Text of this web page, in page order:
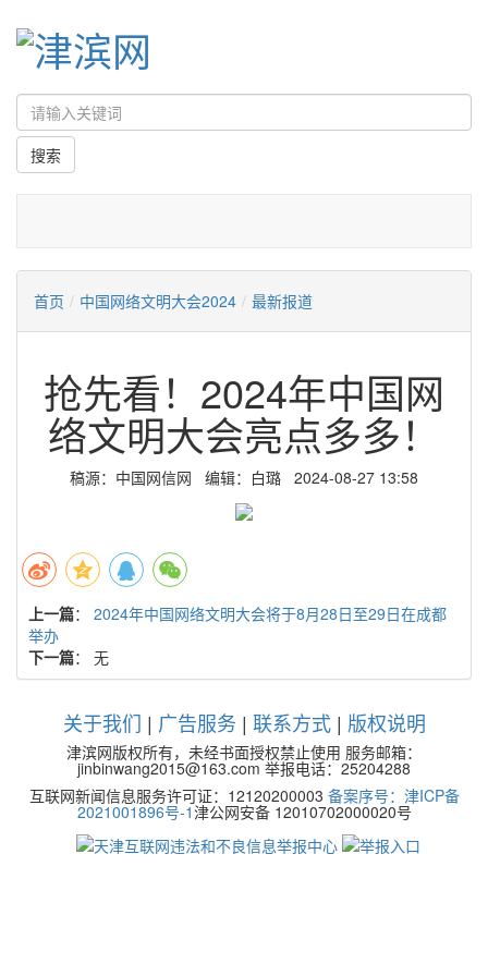
首页 / 中国网络文明大会2024 / 最新报道
抢先看！2024年中国网
络文明大会亮点多多！
稿源：中国网信网 编辑：白璐 2024-08-27 13:58
上一篇： 2024年中国网络文明大会将于8月28日至29日在成都
举办
下一篇： 无
关于我们 | 广告服务 | 联系方式| 版权说明
津滨网版权所有，未经书面授权禁止使用 服务邮箱：
jinbinwang2015@163.com 举报电话：25204288
互联网新闻信息服务许可证：12120200003 备案序号：津ICP备
2021001896号-1津公网安备 12010702000020号